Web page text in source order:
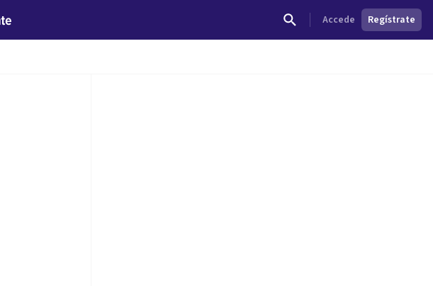
Accede Regístrate